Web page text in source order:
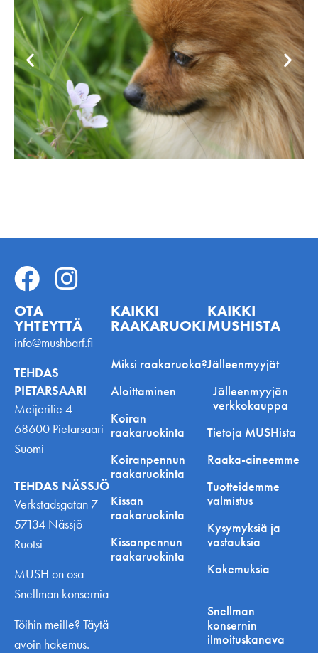
OTA
YHTEYTTÄ
info@mushbarf.fi
TEHDAS
PIETARSAARI
Meijeritie 4
68600 Pietarsaari
Suomi
TEHDAS NÄSSJÖ
Verkstadsgatan 7
57134 Nässjö
Ruotsi
MUSH on osa
Snellman konsernia
Töihin meille? Täytä
avoin hakemus.
KAIKKI
RAAKARUOKINNASTA
Miksi raakaruoka?
Aloittaminen
Koiran
raakaruokinta
Koiranpennun
raakaruokinta
Kissan
raakaruokinta
Kissanpennun
raakaruokinta
KAIKKI
MUSHISTA
Jälleenmyyjät
Jälleenmyyjän
verkkokauppa
Tietoja MUSHista
Raaka-aineemme
Tuotteidemme
valmistus
Kysymyksiä ja
vastauksia
Kokemuksia
Snellman
konsernin
ilmoituskanava